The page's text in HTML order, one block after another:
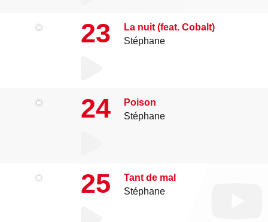
23
La nuit (feat. Cobalt)
Stéphane
24
Poison
Stéphane
25
Tant de mal
Stéphane